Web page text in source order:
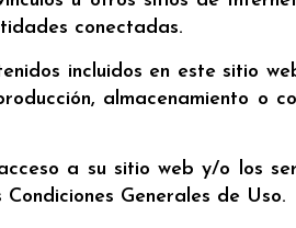
conectadas.
incluidos en este sitio
almacenamiento
a su sitio web y/o los
Generales de Uso.